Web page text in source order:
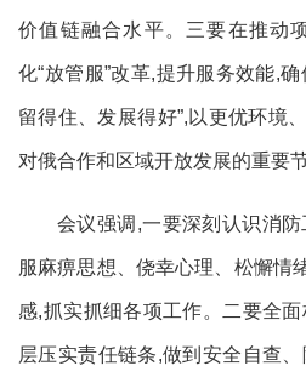
价值链融合水平。三要在推动
化“放管服”改革,提升服务效能,确
留得住、发展得好”,以更优环境
对俄合作和区域开放发展的重要节
会议强调,一要深刻认识消
服麻痹思想、侥幸心理、松懈情
感,抓实抓细各项工作。二要全
层压实责任链条,做到安全自查